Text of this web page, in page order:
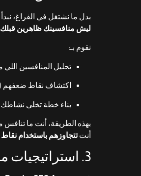
بدل ما نشتغل في الفراغ،
ليش منافسينك ظاهرين
نقوم بـ:
تحليل المنافسين
اكتشاف نقاط ضعفهم
بناء خطة تخلي
بهذه الطريقة، أنت ما
أنتتتجاوزهم باستخدام
3. استراتيجيات مختلفة وليست مكررة لكل العملاء